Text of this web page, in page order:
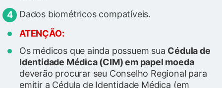
Dados biométricos compatíveis.
ATENÇÃO:
Os médicos que ainda possuem sua Cédula de
Identidade Médica (CIM) em papel moeda
deverão procurar seu Conselho Regional para
emitir a Cédula de Identidade Médica (em